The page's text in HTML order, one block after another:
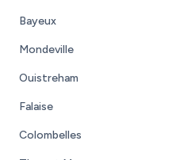
Bayeux
Mondeville
Ouistreham
Falaise
Colombelles